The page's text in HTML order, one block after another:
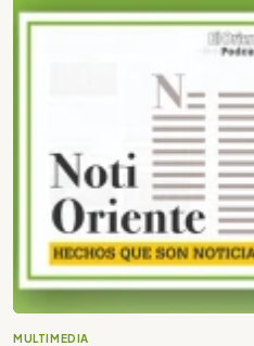
MULTIMEDIA